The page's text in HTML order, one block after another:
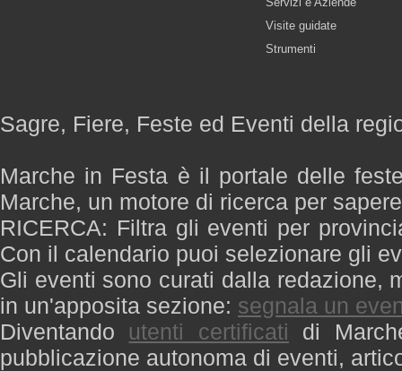
Visite guidate
Strumenti
Sagre, Fiere, Feste ed Eventi della
Marche in Festa è il portale delle
Marche, un motore di ricerca per
RICERCA: Filtra gli eventi per
Con il calendario puoi selezionare gli
Gli eventi sono curati dalla redazione,
in un'apposita sezione: segnala un
Diventando utenti certificati di
pubblicazione autonoma di eventi,